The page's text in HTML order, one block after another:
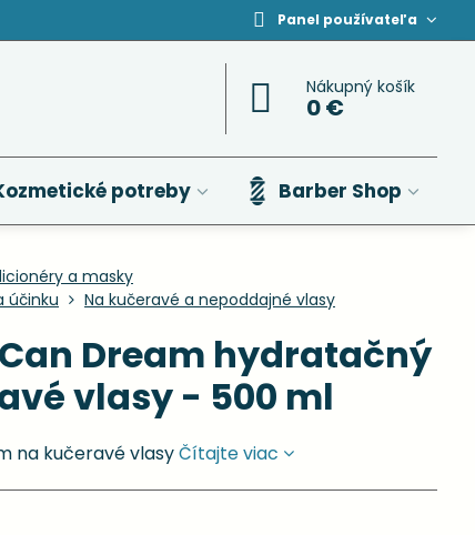
Panel používateľa
Nákupný košík
0 €
potreby Barber Shop
a masky
účinku
Na kučeravé a nepoddajné vlasy
Can Dream hydratačný
vlasy - 500 ml
na kučeravé vlasyČítajte viac